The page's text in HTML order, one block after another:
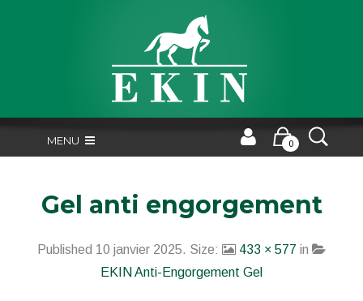
MENU 0
Gel anti engorgement
Published 10 janvier 2025. Size: 433 × 577 in
EKIN Anti-Engorgement Gel